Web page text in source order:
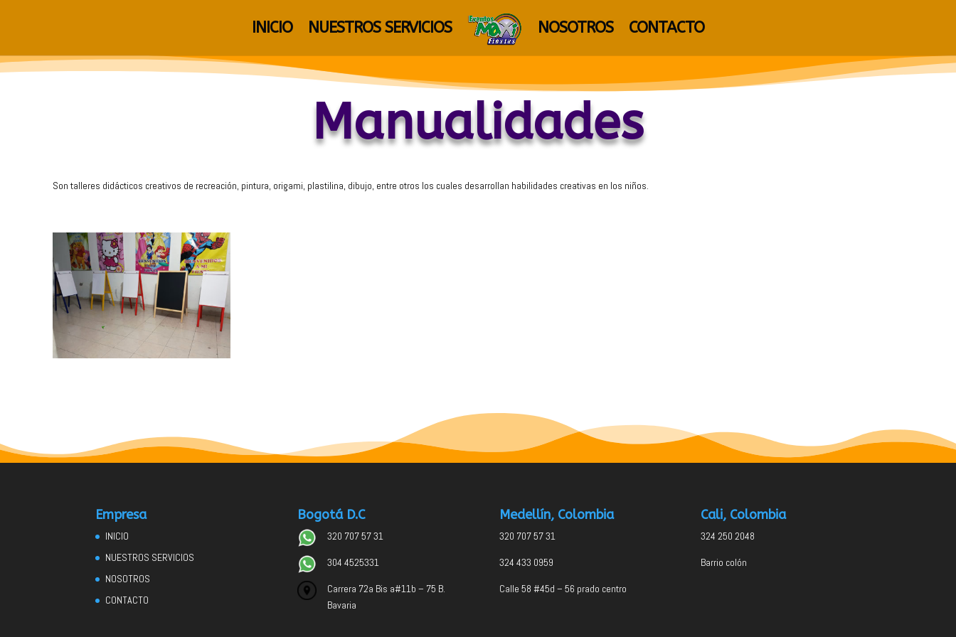
INICIO NUESTROS SERVICIOS NOSOTROS CONTACTO
Manualidades
Son talleres didácticos creativos de recreación, pintura, origami, plastilina, dibujo, entre otros los cuales desarrollan habilidades creativas en los niños.
Empresa
INICIO
NUESTROS SERVICIOS
NOSOTROS
CONTACTO
Bogotá D.C
320 707 57 31
304 4525331
Carrera 72a Bis a#11b – 75 B.
Bavaria
Medellín, Colombia
320 707 57 31
324 433 0959
Calle 58 #45d – 56 prado centro
Cali, Colombia
324 250 2048
Barrio colón